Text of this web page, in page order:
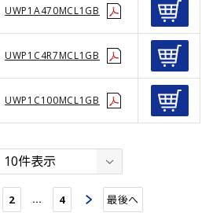
UWP1A470MCL1GB
UWP1C4R7MCL1GB
UWP1C100MCL1GB
2 … 4 最後へ